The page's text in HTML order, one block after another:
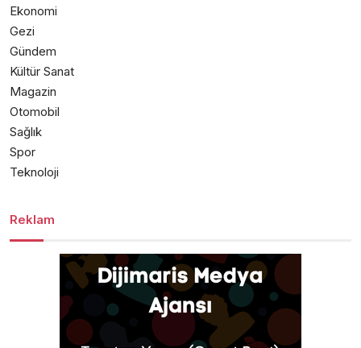
Ekonomi
Gezi
Gündem
Kültür Sanat
Magazin
Otomobil
Sağlık
Spor
Teknoloji
Reklam